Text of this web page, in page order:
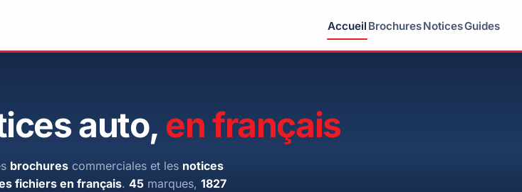
Accueil BrochuresNoticesGuides
auto, en français
brochures commerciales et les notices
fichiers en français. 45 marques, 1827